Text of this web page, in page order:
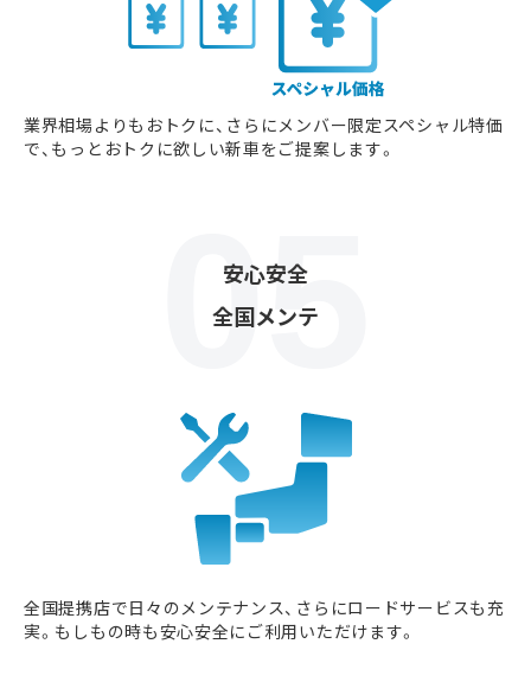
業界相場よりもおトクに、さらにメンバー限定スペシャル特価
で、もっとおトクに欲しい新車をご提案します。
安心安全
全国メンテ
全国提携店で日々のメンテナンス、さらにロードサービスも充
実。もしもの時も安心安全にご利用いただけます。